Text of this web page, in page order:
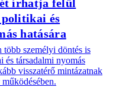
írhatja felül
és
hatására
személyi döntés is
és társadalmi nyomás
visszatérő mintázatnak